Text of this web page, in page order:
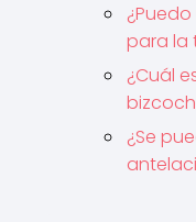
para la
¿Cuál
¿Se